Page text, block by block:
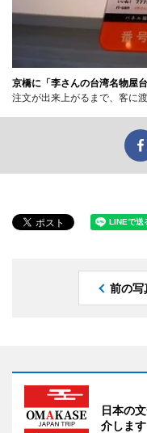
京橋に「李さんの台湾名物屋
注文が出来上がるまで、客に
前の写
日本の
介します